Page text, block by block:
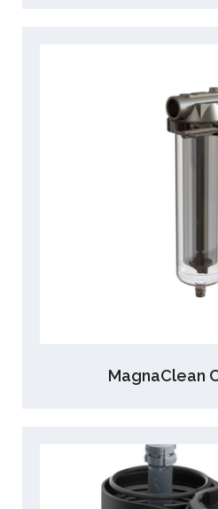
MagnaClean